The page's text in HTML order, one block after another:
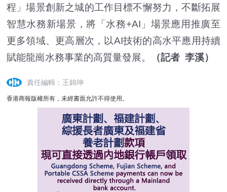
程」場景創新之城的工作目標不懈努力，不斷拓展
智慧水務新場景，將「水務+AI」場景應用推廣至
更多領域、更高層次，以AI技術的高水平應用持續
賦能龍崗水務事業的高質量發展。
（記者 李溪）
責任編輯：王錦坤
香港商報版權所有，未經書面允許不得使用。